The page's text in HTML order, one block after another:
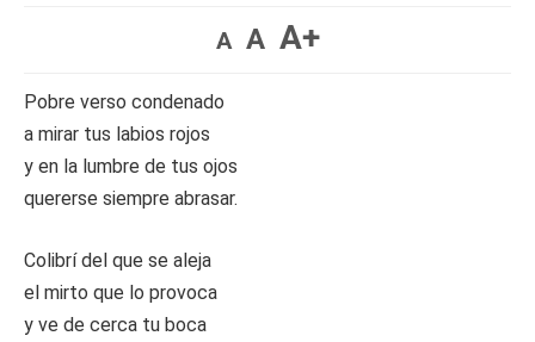
A A A+
Pobre verso condenado
a mirar tus labios rojos
y en la lumbre de tus ojos
quererse siempre abrasar.
Colibrí del que se aleja
el mirto que lo provoca
y ve de cerca tu boca